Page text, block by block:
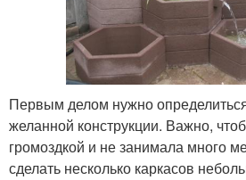
Первым делом нужно
желанной конструкции. Важно,
громоздкой и не занимала много
сделать несколько каркасов